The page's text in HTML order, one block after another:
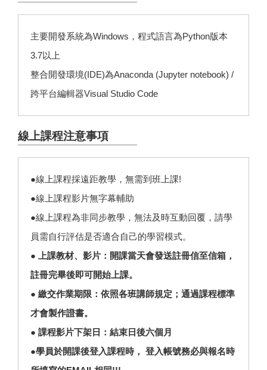
主要開發系統為Windows，程式語言為Python版本
3.7以上
整合開發環境(IDE)為Anaconda (Jupyter notebook) /
跨平台編輯器Visual Studio Code
線上課程注意事項
●線上課程採遠距教學，無需到班上課!
●線上課程影片無字幕輔助
●線上課程為非同步教學，無法及時互動回覆，請學
員需自行評估是否適合自己的學習模式。
● 上課教材、影片：開課當天會發送註冊信至信箱，
註冊完畢後即可開始上課。
● 繳交作業期限：依照各班講師規定；通過課程標準
才會製作證書。
● 課程影片下架日：結束日後六個月
●學員於開課後登入課程時， 登入帳號務必與報名時